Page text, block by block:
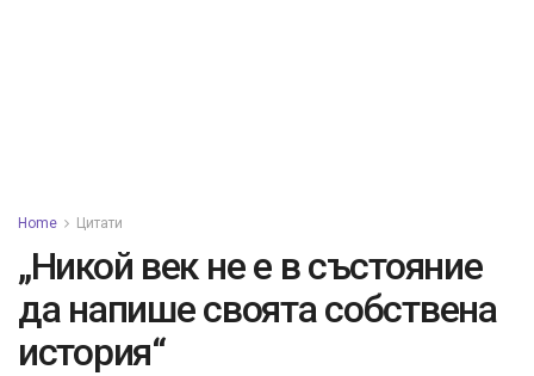
Home Цитати
„Никой век не е в състояние
да напише своята собствена
история“